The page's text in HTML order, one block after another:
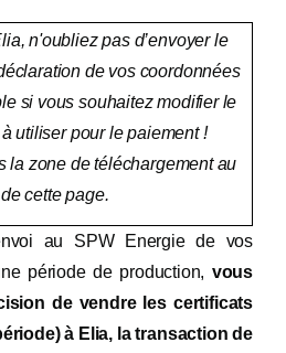
n'oubliez pas d’envoyer le
de vos coordonnées
si vous souhaitez modifier le
utiliser pour le paiement !
la zone de téléchargement au
cette page.
au SPW Energie de vos
période de production, vous
de vendre les certificats
à Elia, la transaction de